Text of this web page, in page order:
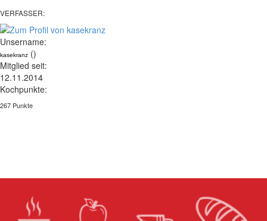
VERFASSER:
Unsername:
kasekranz ()
Mitglied seit:
12.11.2014
Kochpunkte:
267 Punkte